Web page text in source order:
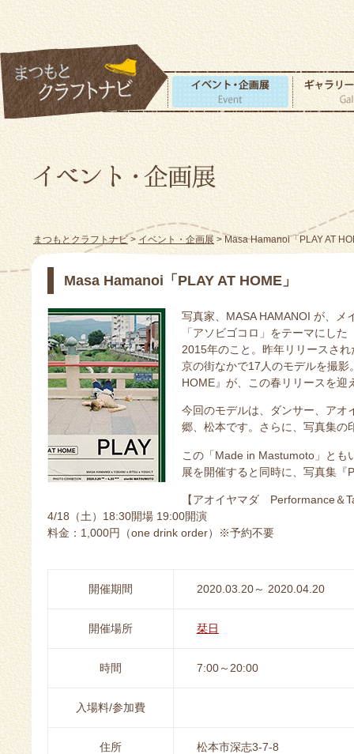
まつもとクラフトナビ>イベント・企画展> Masa Hamanoi「PLAY AT
Masa Hamanoi「PLAY AT HOME」
写真家、MASA HAMANOI が、メ
「アソビゴコロ」をテーマにし
2015年のこと。昨年リリースさ
京の街なかで17人のモデルを撮影
HOME』が、この春リリースを迎
今回のモデルは、ダンサー、アオ
郷、松本です。さらに、写真集の
この「Made in Mastumoto」とも
展を開催すると同時に、写真集『
【アオイヤマダ Performance＆
4/18（土）18:30開場 19:00開演
料金：1,000円（one drink order）※予約不要
開催期間 2020.03.20～ 2020.04.20
開催場所 栞日
時間 7:00～20:00
入場料/参加費
住所 松本市深志3-7-8